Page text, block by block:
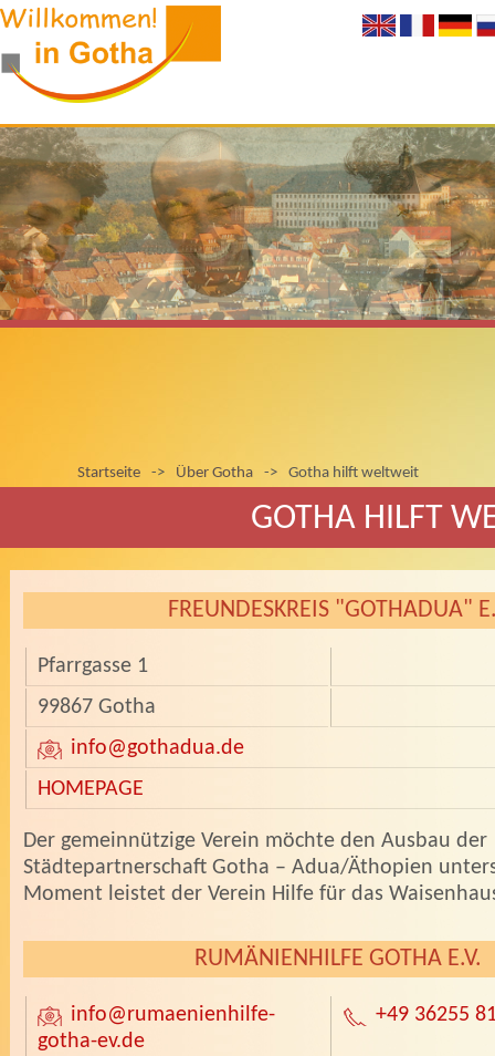
Startseite -> Über Gotha -> Gotha hilft weltweit
GOTHA HILFT
FREUNDESKREIS "GOTHADUA"
Pfarrgasse 1
99867 Gotha
info@gothadua.de
HOMEPAGE
­Der gemeinnützige Verein möchte den Ausbau der
Städtepartnerschaft Gotha – Adua/Äthopien
Moment leistet der Verein Hilfe für das
RUMÄNIENHILFE GOTHA E.V.
info@rumaenienhilfe-
gotha-ev.de
+49 36255